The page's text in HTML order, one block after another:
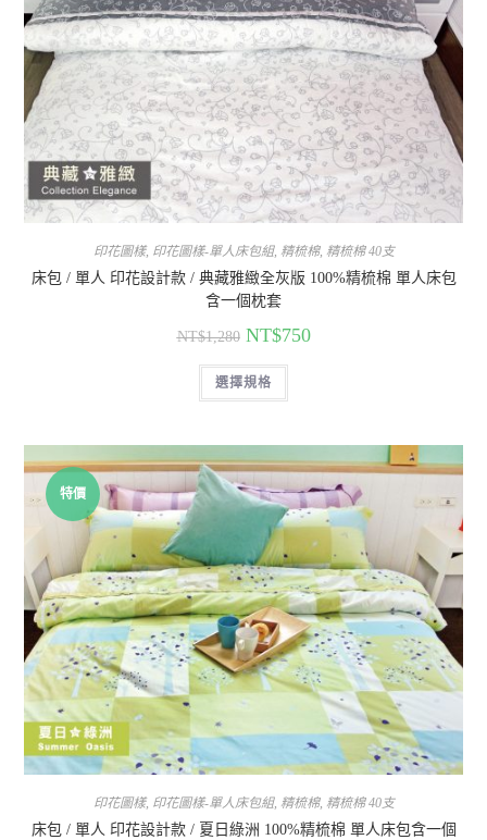
印花圖樣, 印花圖樣-單人床包組, 精梳棉, 精梳棉 40支
床包 / 單人 印花設計款 / 典藏雅緻全灰版 100%精梳棉 單人床包
含一個枕套
NT$1,280 NT$750
選擇規格
特價
印花圖樣, 印花圖樣-單人床包組, 精梳棉, 精梳棉 40支
床包 / 單人 印花設計款 / 夏日綠洲 100%精梳棉 單人床包含一個